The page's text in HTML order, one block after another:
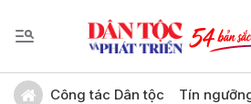
Công tác Dân tộc Tín